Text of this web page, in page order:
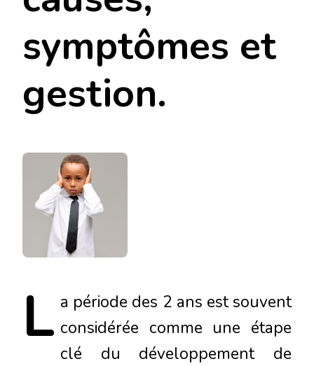
symptômes et
gestion.
L a période des 2 ans est souvent
considérée comme une étape
clé du développement de